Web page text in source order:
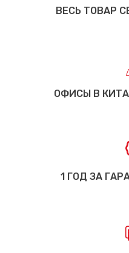
ВЕСЬ ТОВАР
ОФИСЫ В
1 ГОД ЗА